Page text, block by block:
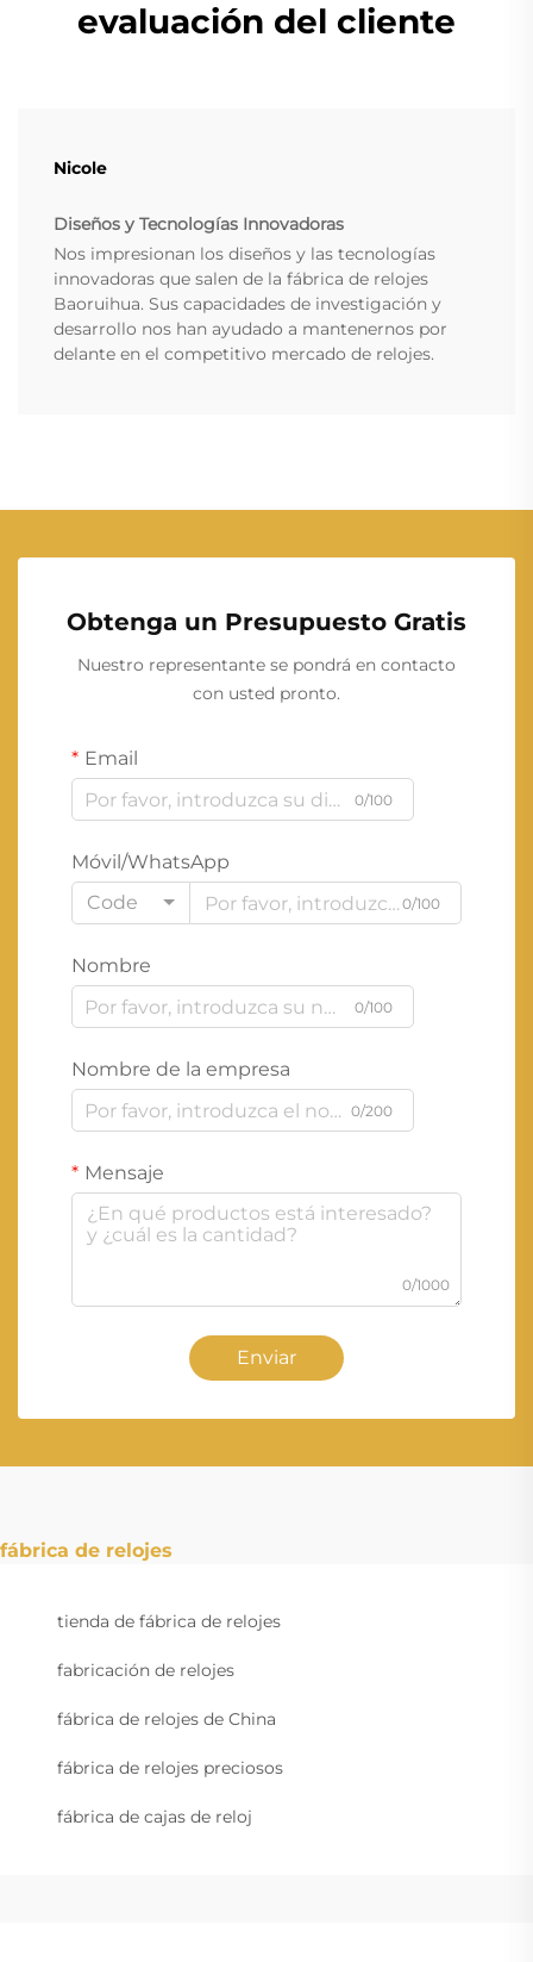
evaluación del cliente
Nicole
Diseños y Tecnologías Innovadoras
Nos impresionan los diseños y las tecnologías
innovadoras que salen de la fábrica de relojes
Baoruihua. Sus capacidades de investigación y
desarrollo nos han ayudado a mantenernos por
delante en el competitivo mercado de relojes.
Obtenga un Presupuesto Gratis
Nuestro representante se pondrá en contacto
con usted pronto.
Email
0/100
Móvil/WhatsApp
Code
0/100
Nombre
0/100
Nombre de la empresa
0/200
Mensaje
0/1000
Enviar
fábrica de relojes
tienda de fábrica de relojes
fabricación de relojes
fábrica de relojes de China
fábrica de relojes preciosos
fábrica de cajas de reloj